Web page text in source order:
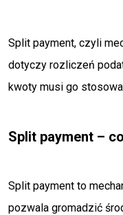
Split payment, czyli
dotyczy rozliczeń
kwoty musi go
Split payment –
Split payment to
pozwala gromadzić